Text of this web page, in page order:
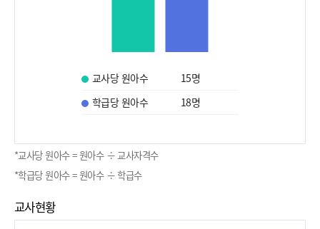
교사당 원아수 15명
학급당 원아수
18명
*교사당 원아수 = 원아수 ÷ 교사자격수
*학급당 원아수 = 원아수 ÷ 학급수
교사현황